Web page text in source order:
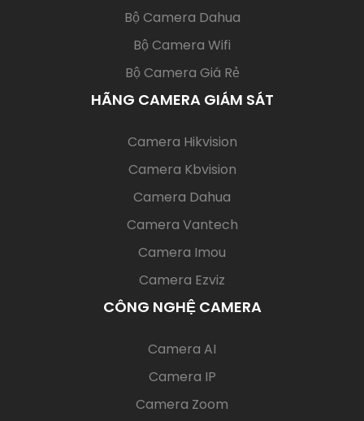
Bộ Camera Dahua
Bộ Camera Wifi
Bộ Camera Giá Rẻ
HÃNG CAMERA GIÁM SÁT
Camera Hikvision(current)
Camera Kbvision
Camera Dahua
Camera Vantech
Camera Imou
Camera Ezviz
CÔNG NGHỆ CAMERA
Camera AI
Camera IP
Camera Zoom